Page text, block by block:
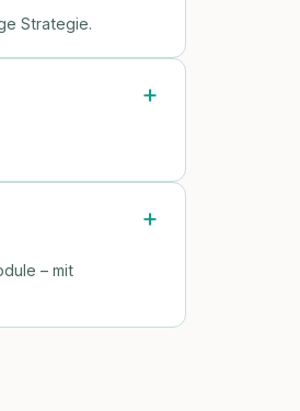
Strategie.
– mit